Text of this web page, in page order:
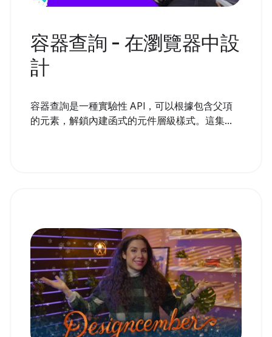
容器查詢 - 在瀏覽器中設
計
容器查詢是一種實驗性 API，可以根據包含父項
的元素，解鎖內建函式的元件層級樣式。這集...